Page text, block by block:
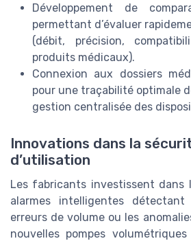
Développement de
permettant d’évaluer
(débit, précision,
produits médicaux).
Connexion aux dossiers
pour une traçabilité optimale
gestion centralisée des
Innovations dans la
d’utilisation
Les fabricants investissent dans
alarmes intelligentes
erreurs de volume ou les
nouvelles pompes